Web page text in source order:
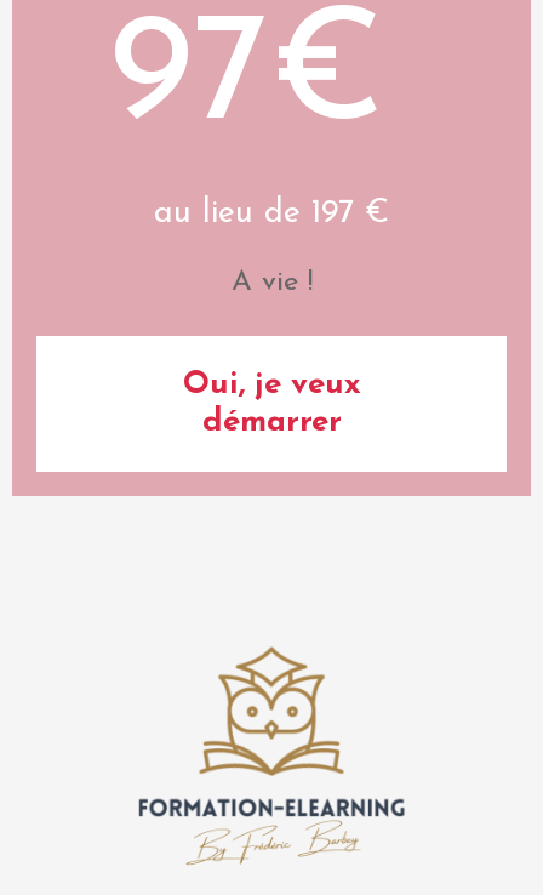
97€
au lieu de 197 €
A vie !
Oui, je veux
démarrer